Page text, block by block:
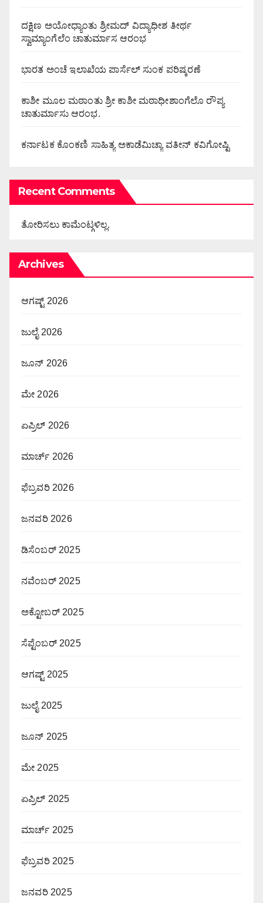
ದಕ್ಷಿಣ ಅಯೋಧ್ಯಾಂತು ಶ್ರೀಮದ್ ವಿದ್ಯಾಧೀಶ ತೀರ್ಥ
ಸ್ವಾಮ್ಯಾಂಗೆಲೆಂ ಚಾತುರ್ಮಾಸ ಆರಂಭ
ಭಾರತ ಅಂಚೆ ಇಲಾಖೆಯ ಪಾರ್ಸೆಲ್ ಸುಂಕ ಪರಿಷ್ಕರಣೆ
ಕಾಶೀ ಮೂಲ ಮಠಾಂತು ಶ್ರೀ ಕಾಶೀ ಮಠಾಧೀಶಾಂಗೆಲೊ ರೌಪ್ಯ
ಚಾತುರ್ಮಾಸು ಆರಂಭ.
ಕರ್ನಾಟಕ ಕೊಂಕಣಿ ಸಾಹಿತ್ಯ ಅಕಾಡೆಮಿಚ್ಯಾ ವತೀನ್ ಕವಿಗೋಷ್ಟಿ
Recent Comments
ತೋರಿಸಲು ಕಾಮೆಂಟ್ಗಳಿಲ್ಲ.
Archives
ಆಗಷ್ಟ್ 2026
ಜುಲೈ 2026
ಜೂನ್ 2026
ಮೇ 2026
ಏಪ್ರಿಲ್ 2026
ಮಾರ್ಚ್ 2026
ಫೆಬ್ರವರಿ 2026
ಜನವರಿ 2026
ಡಿಸೆಂಬರ್ 2025
ನವೆಂಬರ್ 2025
ಅಕ್ಟೋಬರ್ 2025
ಸೆಪ್ಟೆಂಬರ್ 2025
ಆಗಷ್ಟ್ 2025
ಜುಲೈ 2025
ಜೂನ್ 2025
ಮೇ 2025
ಏಪ್ರಿಲ್ 2025
ಮಾರ್ಚ್ 2025
ಫೆಬ್ರವರಿ 2025
ಜನವರಿ 2025